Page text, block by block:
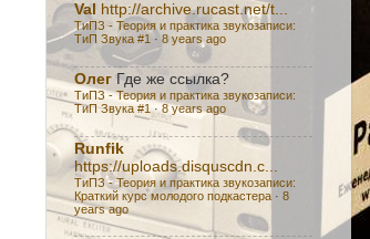
Val http://archive.rucast.net/t...
ТиПЗ - Теория и практика звукозаписи:
TиП Звука #1 · 8 years ago
Олег Где же ссылка?
ТиПЗ - Теория и практика звукозаписи:
TиП Звука #1 · 8 years ago
Runfik
https://uploads.disquscdn.c...
ТиПЗ - Теория и практика звукозаписи:
Краткий курс молодого подкастера · 8
years ago